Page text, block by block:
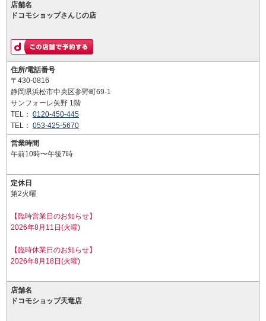
店舗名
ドコモショップさんじの店
住所/電話番号
〒430-0816
静岡県浜松市中央区参野町69-1
サンフォーレ矢野 1階
TEL： 0120-450-445
TEL： 053-425-5670
営業時間
午前10時〜午後7時
定休日
第2火曜
【臨時営業日のお知らせ】
2026年8月11日(火曜)
【臨時休業日のお知らせ】
2026年8月18日(火曜)
店舗名
ドコモショップ天竜店